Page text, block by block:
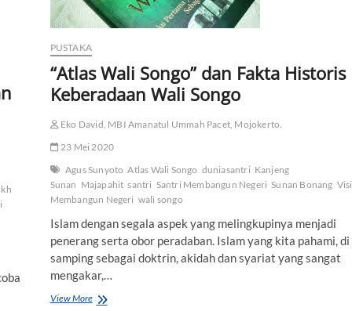
a
S
e
r
n
g
S
a
n
t
i
kh
PUSTAKA
“Atlas Wali Songo” dan Fakta Historis
Keberadaan Wali Songo
Eko David, MBI Amanatul Ummah Pacet, Mojokerto.
23 Mei 2020
Agus Sunyoto Atlas Wali Songo duniasantri Kanjeng
Sunan Majapahit santri Santri Membangun Negeri Sunan Bonang Visi
Membangun Negeri wali songo
Islam dengan segala aspek yang melingkupinya menjadi
penerang serta obor peradaban. Islam yang kita pahami, di
samping sebagai doktrin, akidah dan syariat yang sangat
mengakar,…
View More“